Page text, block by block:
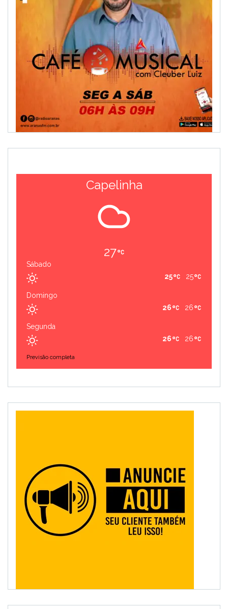
Capelinha
27
Sábado
25
25
Domingo
26
26
Segunda
26
26
Previsão completa